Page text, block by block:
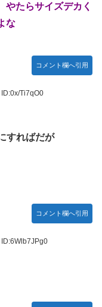
やたらサイズデカく
な
コメント欄へ引用
ID:0x/Ti7qO0
すればだが
コメント欄へ引用
ID:6Wlb7JPg0